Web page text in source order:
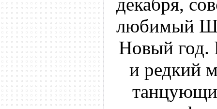
любимый
Новый год.
и редкий